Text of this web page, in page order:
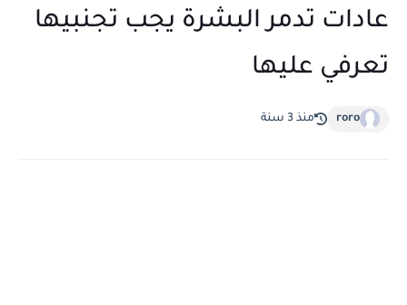
عادات تدمر البشرة يجب تجنبيها
تعرفي عليها
roro منذ 3 سنة